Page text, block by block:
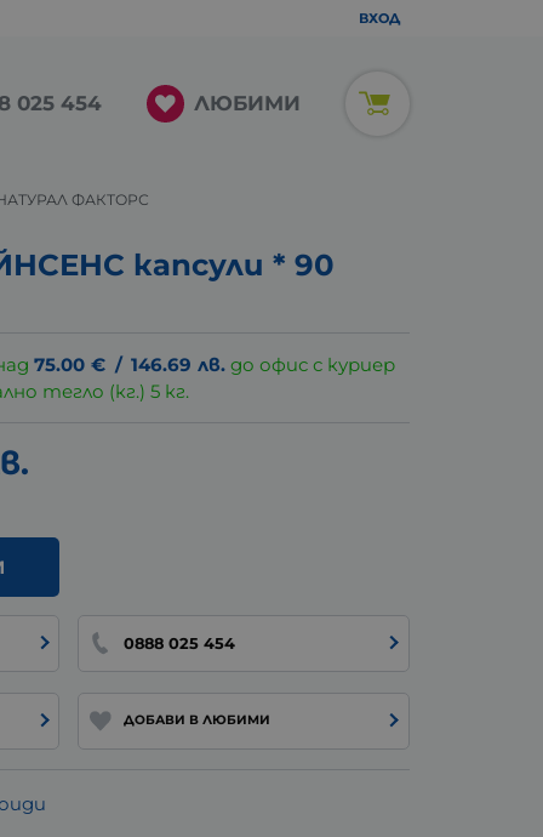
ВХОД
025 454 ЛЮБИМИ
ФАКТОРС
капсули * 90
75.00 € / 146.69 лв. до офис с куриер
тегло (кг.) 5 кг.
0888 025 454
ДОБАВИ В ЛЮБИМИ